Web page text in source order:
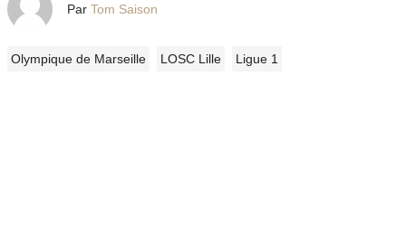
Par Tom Saison
Olympique de Marseille LOSC Lille Ligue 1